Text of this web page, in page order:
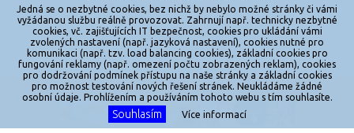
X
Powered by
Reklama
Sítě
Redakce
Jakékoliv užití obsahu je bez souhlasu provozovatele zakázáno.
Jedná se o nezbytné cookies, bez nichž by nebylo možné stránky či vámi
vyžádanou službu reálně provozovat. Zahrnují např. technicky nezbytné
cookies, vč. zajišťujících IT bezpečnost, cookies pro ukládání vámi
zvolených nastavení (např. jazyková nastavení), cookies nutné pro
komunikaci (např. tzv. load balancing cookies), základní cookies pro
fungování reklamy (např. omezení počtu zobrazených reklam), cookies
pro dodržování podmínek přístupu na naše stránky a základní cookies
pro možnost testování nových řešení stránek. Neukládáme žádné
osobní údaje. Prohlížením a používáním tohoto webu s tím souhlasíte.
Souhlasím Více informací